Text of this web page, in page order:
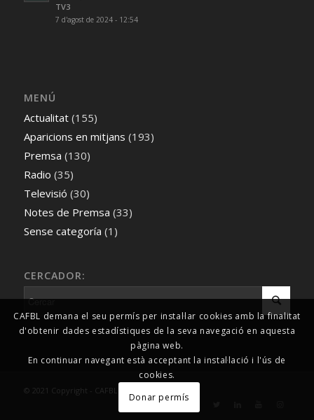
TV3
7 d'agost de 2024 - 12:54
MENÚ
Actualitat(155)
Aparicions en mitjans (193)
Premsa (130)
Radio (35)
Televisió (30)
Notes de Premsa (33)
Sense categoría (1)
CERCADOR:
© 2021 Copyright - CAFBL Comunicació
CAFBL demana el seu permís per instal·lar cookies amb la finalitat
d'obtenir dades estadístiques de la seva navegació en aquesta
pàgina web.
En continuar navegant està acceptant la instal·lació i l'ús de
cookies.
Donar permís